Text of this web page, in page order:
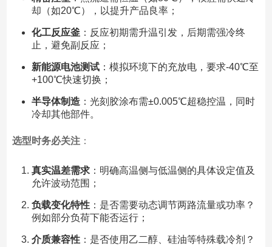
却（如20℃），以提升产品良率；
化工反应釜：反应初期需升温引发，后期需强冷终
止，避免副反应；
新能源电池测试：模拟环境下的充放电，要求-40℃至
+100℃快速切换；
半导体制造：光刻胶涂布需±0.005℃超稳控温，同时
冷却其他部件。
选型时务必关注：
真实温差需求：明确高温侧与低温侧的具体设定值及
允许波动范围；
负载变化特性：是否需要动态调节两路流量或功率？
例如部分负荷下能否运行；
介质兼容性：是否使用乙二醇、硅油等特殊载冷剂？